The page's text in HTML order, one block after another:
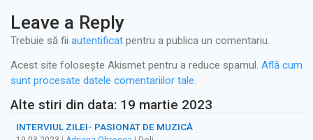
Leave a Reply
Trebuie să fii autentificat pentru a publica un comentariu.
Acest site folosește Akismet pentru a reduce spamul. Află cum
sunt procesate datele comentariilor tale.
Alte stiri din data: 19 martie 2023
INTERVIUL ZILEI- PASIONAT DE MUZICĂ